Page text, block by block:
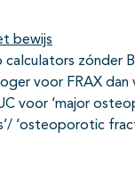
bewijs
zónder
voor FRAX dan
voor ‘major
‘osteoporotic